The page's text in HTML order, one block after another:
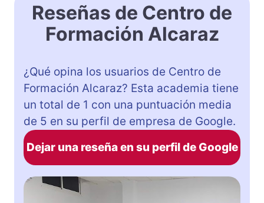
Reseñas de Centro de
Formación Alcaraz
¿Qué opina los usuarios de Centro de
Formación Alcaraz? Esta academia tiene
un total de 1 con una puntuación media
de 5 en su perfil de empresa de Google.
Dejar una reseña en su perfil de Google